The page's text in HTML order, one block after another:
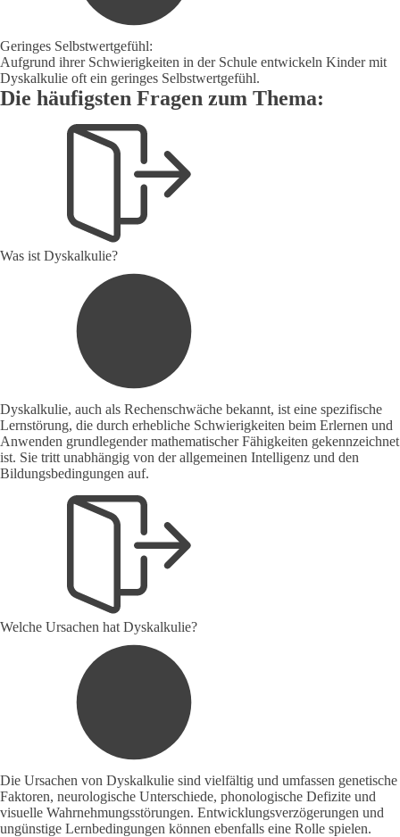
Geringes Selbstwertgefühl:
Aufgrund ihrer Schwierigkeiten in der Schule entwickeln Kinder mit
Dyskalkulie oft ein geringes Selbstwertgefühl.
Die häufigsten Fragen zum Thema:
Was ist Dyskalkulie?
Dyskalkulie, auch als Rechenschwäche bekannt, ist eine spezifische
Lernstörung, die durch erhebliche Schwierigkeiten beim Erlernen und
Anwenden grundlegender mathematischer Fähigkeiten gekennzeichnet
ist. Sie tritt unabhängig von der allgemeinen Intelligenz und den
Bildungsbedingungen auf.
Welche Ursachen hat Dyskalkulie?
Die Ursachen von Dyskalkulie sind vielfältig und umfassen genetische
Faktoren, neurologische Unterschiede, phonologische Defizite und
visuelle Wahrnehmungsstörungen. Entwicklungsverzögerungen und
ungünstige Lernbedingungen können ebenfalls eine Rolle spielen.